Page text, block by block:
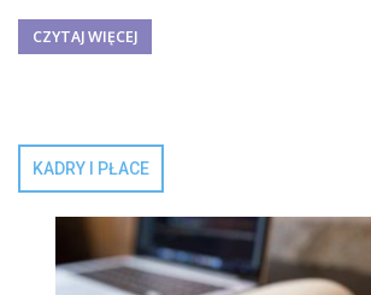
CZYTAJ WIĘCEJ
KADRY I PŁACE